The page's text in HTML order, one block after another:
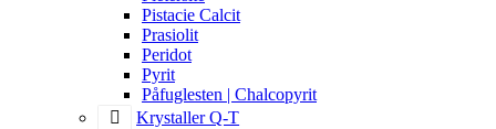
Pistacie Calcit
Prasiolit
Peridot
Pyrit
Påfuglesten | Chalcopyrit
Krystaller Q-T